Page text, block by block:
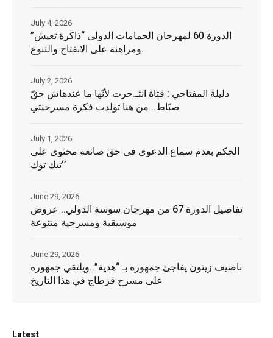
الدورة 60 لمهرجان الحمامات الدولي “ذاكرة تعيش”
ومراهنة على الانفتاح والتنوع.
July 4, 2026
دليلة المفتاحي : فتاة انتـ.حرت لأنّها ما عندهاش حقّ
صبّاط.. من هنا تولدت فكرة مسرحيتي
July 2, 2026
الحكم بعدم سماع الدعوى في حق صانعة محتوى على
‘تيك توك’
July 1, 2026
تفاصيل الدورة 67 من مهرجان سوسة الدولي.. عروض
موسيقية ومسرحية متنوعة
June 29, 2026
ناصيف زيتون يفاجئ جمهوره بـ “هدية”..ويلتقي جمهوره
على مسرح قرطاج في هذا التاريخ
June 29, 2026
Latest